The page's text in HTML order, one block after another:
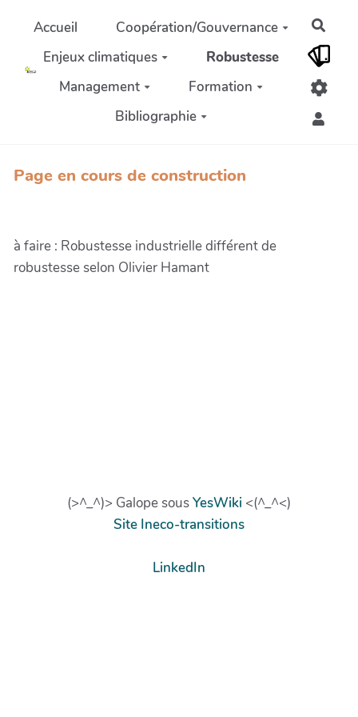
Aller au contenu principal
Accueil
Coopération/Gouvernance
Enjeux climatiques
Robustesse
Management
Formation
Bibliographie
Page en cours de construction
à faire : Robustesse industrielle différent de
robustesse selon Olivier Hamant
(>^_^)> Galope sousYesWiki <(^_^<)
Site Ineco-transitions
LinkedIn